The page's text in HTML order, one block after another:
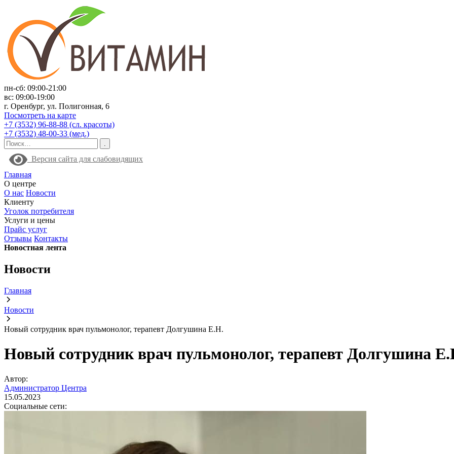
пн-сб: 09:00-21:00
вс: 09:00-19:00
г. Оренбург, ул. Полигонная, 6
Посмотреть на карте
+7 (3532) 96-88-88 (сл. красоты)
+7 (3532) 48-00-33 (мед.)
Версия сайта для слабовидящих
Главная
О центре
О нас Новости
Клиенту
Уголок потребителя
Услуги и цены
Прайс услуг
Отзывы Контакты
Новостная лента
Новости
Главная
Новости
Новый сотрудник врач пульмонолог, терапевт Долгушина Е.Н.
Новый сотрудник врач пульмонолог, терапевт Долгушина
Автор:
Администратор Центра
15.05.2023
Социальные сети: